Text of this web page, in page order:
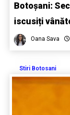
Botoșani:
iscusiți
Oana Sava
Stiri Botosani